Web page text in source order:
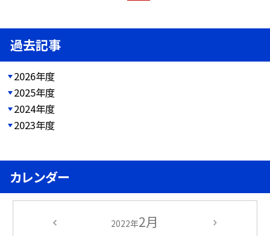
過去記事
2026年度
2025年度
2024年度
2023年度
カレンダー
2022年2月